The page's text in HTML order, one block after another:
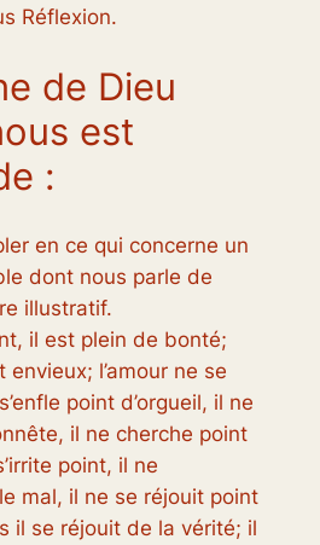
Réflexion.
de Dieu
est
:
en ce qui concerne un
dont nous parle de
illustratif.
il est plein de bonté;
envieux; l’amour ne se
point d’orgueil, il ne
il ne cherche point
point, il ne
mal, il ne se réjouit point
il se réjouit de la vérité; il